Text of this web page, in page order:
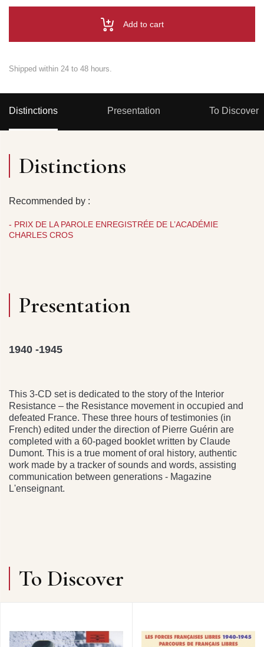
Add to cart
Shipped within 24 to 48 hours.
Distinctions Presentation To Discover
Distinctions
Recommended by :
- PRIX DE LA PAROLE ENREGISTRÉE DE L’ACADÉMIE
CHARLES CROS
Presentation
1940 -1945
This 3-CD set is dedicated to the story of the Interior
Resistance – the Resistance movement in occupied and
defeated France. These three hours of testimonies (in
French) edited under the direction of Pierre Guérin are
completed with a 60-paged booklet written by Claude
Dumont. This is a true moment of oral history, authentic
work made by a tracker of sounds and words, assisting
communication between generations - Magazine
L'enseignant.
To Discover